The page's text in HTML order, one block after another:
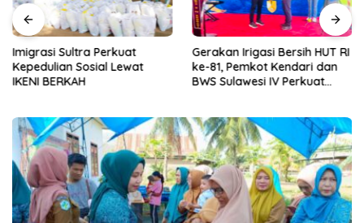
Imigrasi Sultra Perkuat
Kepedulian Sosial Lewat
IKENI BERKAH
Gerakan Irigasi Bersih HUT RI
ke-81, Pemkot Kendari dan
BWS Sulawesi IV Perkuat